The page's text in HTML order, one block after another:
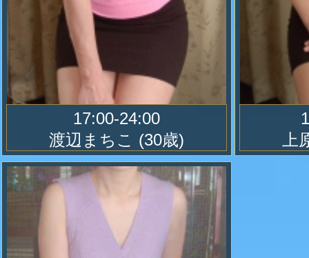
が正しく表示されない場合が御座い
Twitterが公式で公表しております下
ら問題なく表示されますので、表示
したらブラウザのご確認よろしく
・Safari
・Chrome
2019.07.23
１時間以上お待ち頂いたお客様
17:00-24:00
渡辺まちこ (30歳)